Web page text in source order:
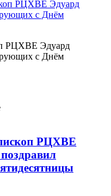
РЦХВЕ Эдуард
с Днём
РЦХВЕ